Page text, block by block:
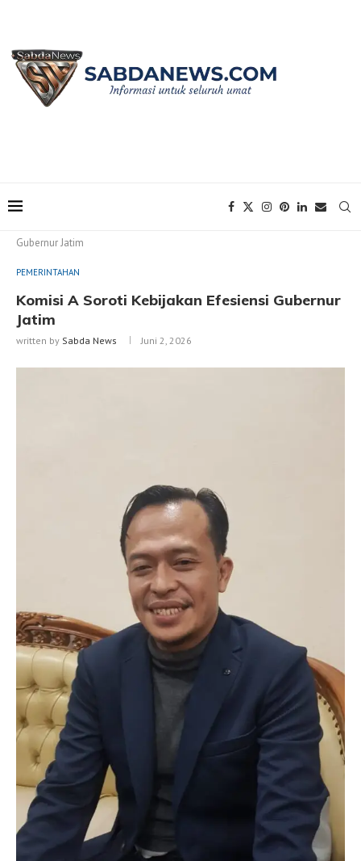
Gubernur Jatim
PEMERINTAHAN
Komisi A Soroti Kebijakan Efesiensi Gubernur
Jatim
written by Sabda News Juni 2, 2026